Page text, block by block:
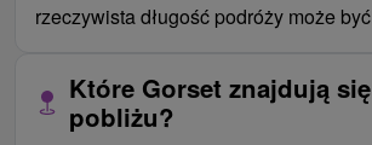
rzeczywista długość podróży może
Które Gorset znajdują
pobliżu?